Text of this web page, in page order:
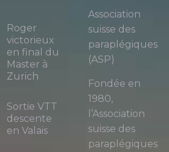
Roger
victorieux
en final du
Master à
Zurich
Sortie VTT
descente
en Valais
Association
suisse des
paraplégiques
(ASP)
Fondée en
1980,
l’Association
suisse des
paraplégiques